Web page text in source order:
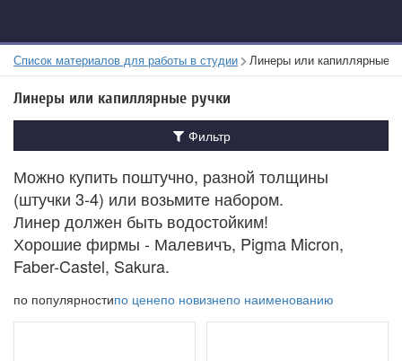
Список материалов для работы в студии Линеры или капиллярные
Линеры или капиллярные ручки
Фильтр
Можно купить поштучно, разной толщины
(штучки 3-4) или возьмите набором.
Линер должен быть водостойким!
Хорошие фирмы - Малевичъ, Pigma Micron,
Faber-Castel, Sakura.
по популярностипо ценепо новизнепо наименованию